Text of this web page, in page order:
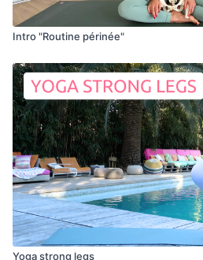
Intro "Routine périnée"
Yoga strong legs